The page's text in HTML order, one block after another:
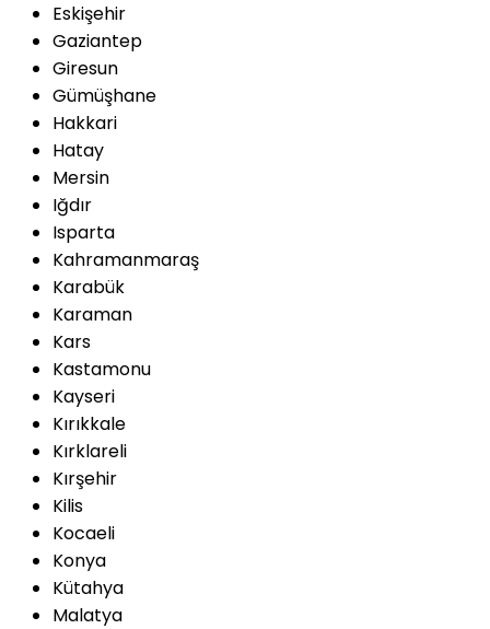
Eskişehir
Gaziantep
Giresun
Gümüşhane
Hakkari
Hatay
Mersin
Iğdır
Isparta
Kahramanmaraş
Karabük
Karaman
Kars
Kastamonu
Kayseri
Kırıkkale
Kırklareli
Kırşehir
Kilis
Kocaeli
Konya
Kütahya
Malatya